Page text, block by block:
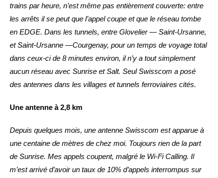
trains par heure, n’est même pas entièrement couverte: entre
les arrêts il se peut que l’appel coupe et que le réseau tombe
en EDGE. Dans les tunnels, entre Glovelier — Saint-Ursanne,
et Saint-Ursanne —Courgenay, pour un temps de voyage total
dans ceux-ci de 8 minutes environ, il n’y a tout simplement
aucun réseau avec Sunrise et Salt. Seul Swisscom a posé
des antennes dans les villages et tunnels ferroviaires cités.
Une antenne à 2,8 km
Depuis quelques mois, une antenne Swisscom est apparue à
une centaine de mètres de chez moi. Toujours rien de la part
de Sunrise. Mes appels coupent, malgré le Wi-Fi Calling. Il
m’est arrivé d’avoir un taux de 10% d’appels interrompus sur